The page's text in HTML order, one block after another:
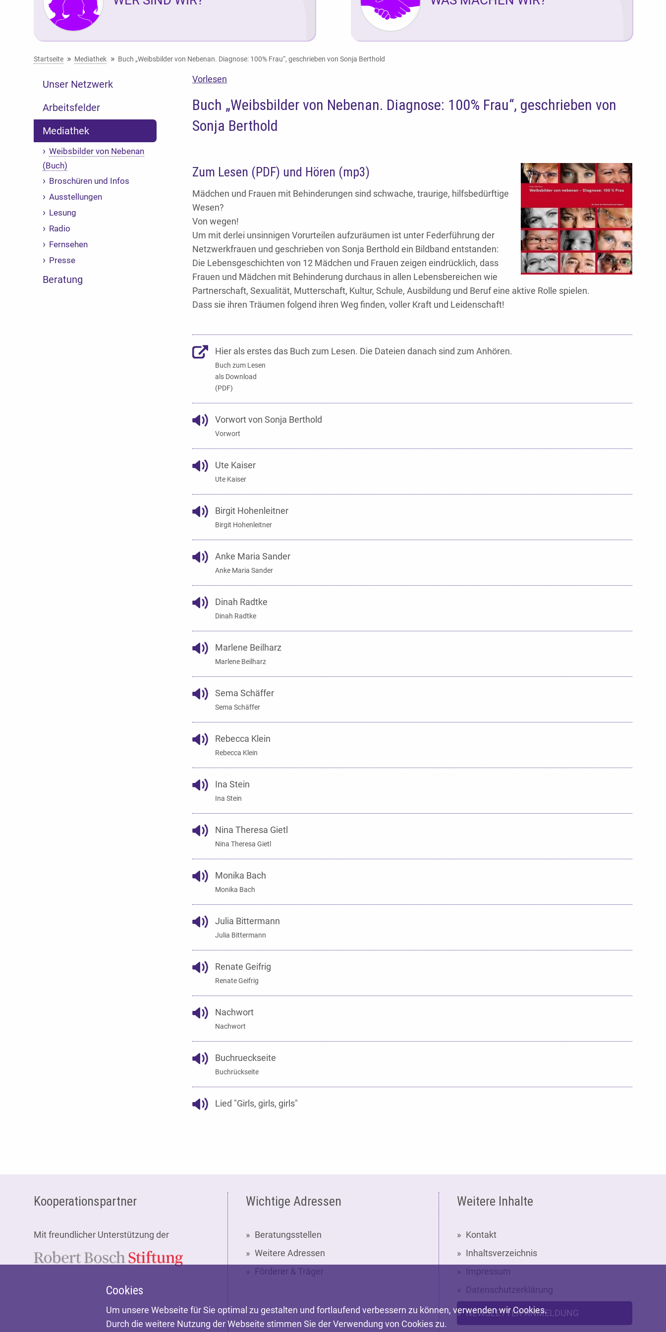
Sie befinden sich hier:
Startseite Mediathek Buch „Weibsbilder von Nebenan. Diagnose: 100% Frau“, geschrieben von Sonja Berthold
Unser Netzwerk
Arbeitsfelder
Mediathek
Weibsbilder von Nebenan
(Buch)
Broschüren und Infos
Ausstellungen
Lesung
Radio
Fernsehen
Presse
Beratung
Vorlesen
Buch „Weibsbilder von Nebenan. Diagnose: 100% Frau“, geschrieben von
Sonja Berthold
Zum Lesen (PDF) und Hören (mp3)
Mädchen und Frauen mit Behinderungen sind schwache, traurige, hilfsbedürftige
Wesen?
Von wegen!
Um mit derlei unsinnigen Vorurteilen aufzuräumen ist unter Federführung der
Netzwerkfrauen und geschrieben von Sonja Berthold ein Bildband entstanden:
Die Lebensgeschichten von 12 Mädchen und Frauen zeigen eindrücklich, dass
Frauen und Mädchen mit Behinderung durchaus in allen Lebensbereichen wie
Partnerschaft, Sexualität, Mutterschaft, Kultur, Schule, Ausbildung und Beruf eine aktive Rolle spielen.
Dass sie ihren Träumen folgend ihren Weg finden, voller Kraft und Leidenschaft!
Hier als erstes das Buch zum Lesen. Die Dateien danach sind zum Anhören.
Buch zum Lesen
als Download
(PDF)
Vorwort von Sonja Berthold
Vorwort
Ute Kaiser
Ute Kaiser
Birgit Hohenleitner
Birgit Hohenleitner
Anke Maria Sander
Anke Maria Sander
Dinah Radtke
Dinah Radtke
Marlene Beilharz
Marlene Beilharz
Sema Schäffer
Sema Schäffer
Rebecca Klein
Rebecca Klein
Ina Stein
Ina Stein
Nina Theresa Gietl
Nina Theresa Gietl
Monika Bach
Monika Bach
Julia Bittermann
Julia Bittermann
Renate Geifrig
Renate Geifrig
Nachwort
Nachwort
Buchrueckseite
Buchrückseite
Lied "Girls, girls, girls"
Wichtige Adressen
Beratungsstellen
Weitere Adressen
Förderer & Träger
Weitere Inhalte
Kontakt
Inhaltsverzeichnis
Impressum
Datenschutzerklärung
NEWSLETTER-ANMELDUNG
Kooperationspartner
Mit freundlicher Unterstützung der
Cookies
Um unsere Webseite für Sie optimal zu gestalten und fortlaufend verbessern zu können, verwenden wir Cookies.
Durch die weitere Nutzung der Webseite stimmen Sie der Verwendung von Cookies zu.